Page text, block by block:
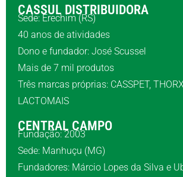
CASSUL DISTRIBUIDORA
Sede: Erechim (RS)
40 anos de atividades
Dono e fundador: José Scussel
Mais de 7 mil produtos
Três marcas próprias: CASSPET,
LACTOMAIS
CENTRAL CAMPO
Fundação: 2003
Sede: Manhuçu (MG)
Fundadores: Márcio Lopes da Silva e